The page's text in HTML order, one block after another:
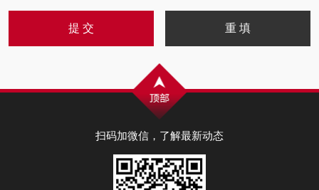
扫码加微信，了解最新动态